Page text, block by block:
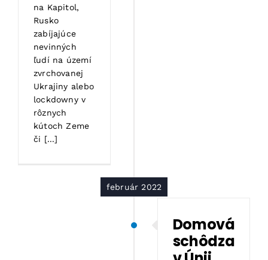
na Kapitol,
Rusko
zabíjajúce
nevinných
ľudí na území
zvrchovanej
Ukrajiny alebo
lockdowny v
rôznych
kútoch Zeme
či [...]
február 2022
Domová
schôdza